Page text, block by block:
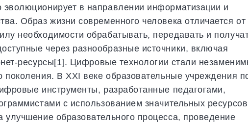
в направлении информатизации и
Образ жизни современного человека отличается от
необходимости обрабатывать, передавать и
через разнообразные источники, включая
ресурсы[1]. Цифровые технологии стали
поколения. В XXI веке образовательные учреждения
инструменты, разработанные педагогами,
с использованием значительных
образовательного процесса, проведение